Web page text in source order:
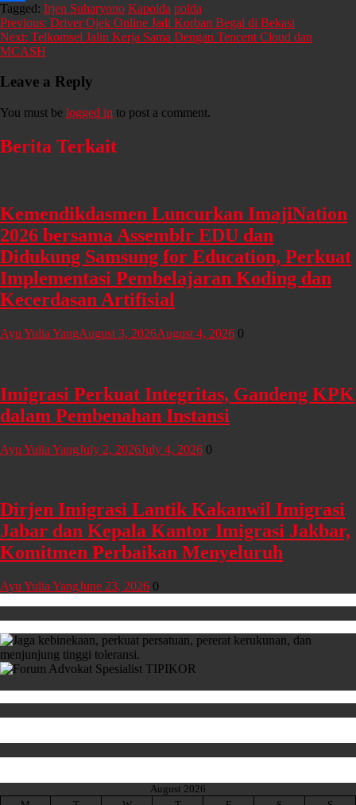
Share
Tagged: Irjen Suharyono Kapolda polda
Post
navigation
Previous: Driver Ojek Online Jadi Korban Begal di Bekasi
Next: Telkomsel Jalin Kerja Sama Dengan Tencent Cloud dan
MCASH
Leave a Reply
You must be logged in to post a comment.
Berita Terkait
Kemendikdasmen Luncurkan ImajiNation
2026 bersama Assemblr EDU dan
Didukung Samsung for Education, Perkuat
Implementasi Pembelajaran Koding dan
Kecerdasan Artifisial
Ayu Yulia YangAugust 3, 2026August 4, 2026 0
Imigrasi Perkuat Integritas, Gandeng KPK
dalam Pembenahan Instansi
Ayu Yulia YangJuly 2, 2026July 4, 2026 0
Dirjen Imigrasi Lantik Kakanwil Imigrasi
Jabar dan Kepala Kantor Imigrasi Jakbar,
Komitmen Perbaikan Menyeluruh
Ayu Yulia YangJune 23, 2026 0
August 2026